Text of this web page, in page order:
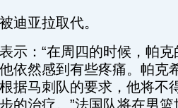
迪亚拉取代。
：“在周四的时候，帕克
依然感到有些疼痛。帕克
根据马刺队的要求，他将不
的治疗。”法国队将在男